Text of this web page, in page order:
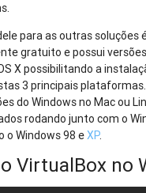
para as outras soluções
gratuito e possui
X possibilitando a
3 principais
do Windows no Mac ou
rodando junto com o
o Windows 98 eXP.
VirtualBox no